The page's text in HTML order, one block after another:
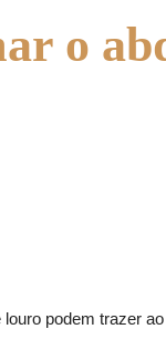
o
podem trazer